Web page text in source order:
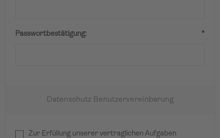
Passwortbestätigung: *
Datenschutz Benutzervereinbarung
Zur Erfüllung unserer vertraglichen Aufgaben